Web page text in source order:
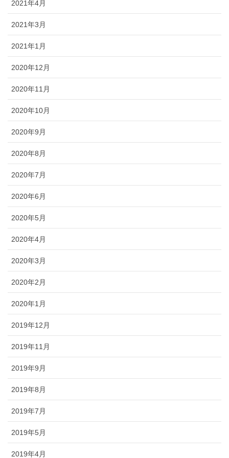
2021年4月
2021年3月
2021年1月
2020年12月
2020年11月
2020年10月
2020年9月
2020年8月
2020年7月
2020年6月
2020年5月
2020年4月
2020年3月
2020年2月
2020年1月
2019年12月
2019年11月
2019年9月
2019年8月
2019年7月
2019年5月
2019年4月